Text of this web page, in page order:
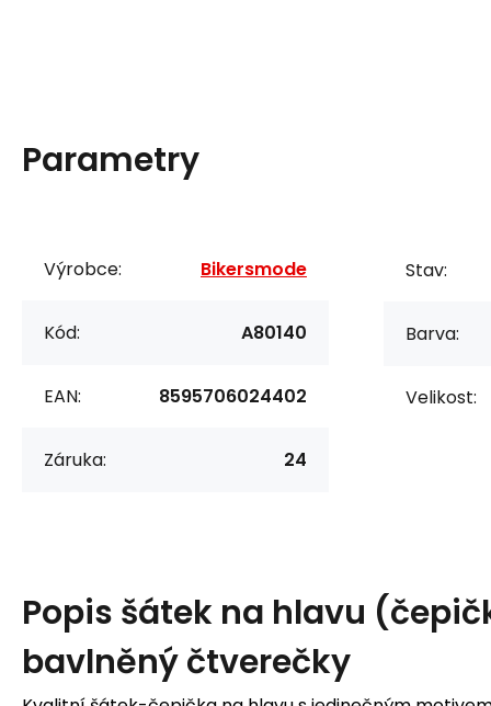
Parametry
Výrobce: Bikersmode
Kód: A80140
EAN: 8595706024402
Záruka: 24
Stav:
Barva:
Velikost:
Popis šátek na hlavu
bavlněný čtverečky